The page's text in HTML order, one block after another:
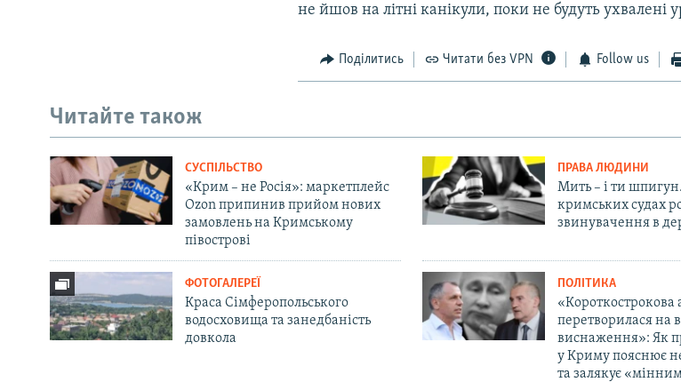
не йшов на літні канікули, поки не будуть ухвалені
Поділитись Читати без VPN Follow us
Читайте також
СУСПІЛЬСТВО
«Крим – не Росія»: маркетплейс
Ozon припинив прийом нових
замовлень на Кримському
півострові
ПРАВА ЛЮДИНИ
Мить – і ти
кримських судах
звинувачення в
ФОТОГАЛЕРЕЇ
Краса Сімферопольського
водосховища та занедбаність
довкола
ПОЛІТИКА
«Короткострокова
перетворилася на
виснаження»: Як
у Криму пояснює
та залякує